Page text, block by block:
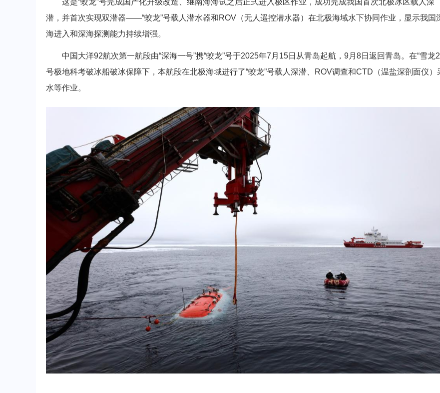
这是“蛟龙”号完成国产化升级改造、继南海海试之后正式进入极区作业，成功完成我国首次北极冰区载人深
潜，并首次实现双潜器——“蛟龙”号载人潜水器和ROV（无人遥控潜水器）在北极海域水下协同作业，显示我国
海进入和深海探测能力持续增强。
中国大洋92航次第一航段由“深海一号”携“蛟龙”号于2025年7月15日从青岛起航，9月8日返回青岛。在“雪龙
号极地科考破冰船破冰保障下，本航段在北极海域进行了“蛟龙”号载人深潜、ROV调查和CTD（温盐深剖面仪）
水等作业。